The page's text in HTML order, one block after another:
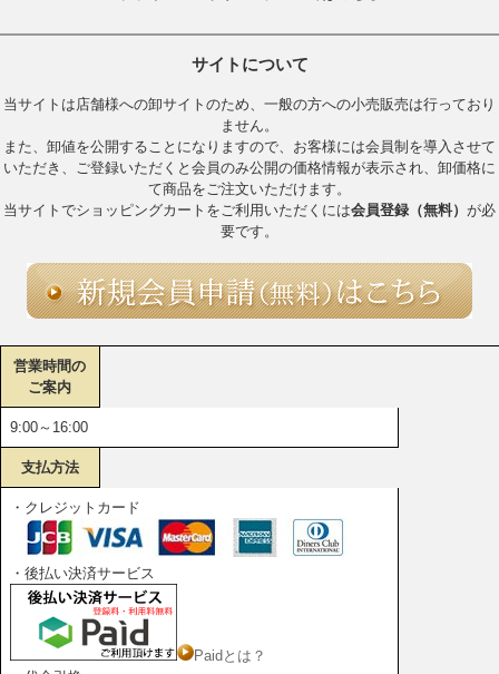
サイトについて
当サイトは店舗様への卸サイトのため、一般の方への小売販売は行っており
ません。
また、卸値を公開することになりますので、お客様には会員制を導入させて
いただき、ご登録いただくと会員のみ公開の価格情報が表示され、卸価格に
て商品をご注文いただけます。
当サイトでショッピングカートをご利用いただくには会員登録（無料） が必
要です。
営業時間の
ご案内
9:00～16:00
支払方法
・クレジットカード
・後払い決済サービス
Paidとは？